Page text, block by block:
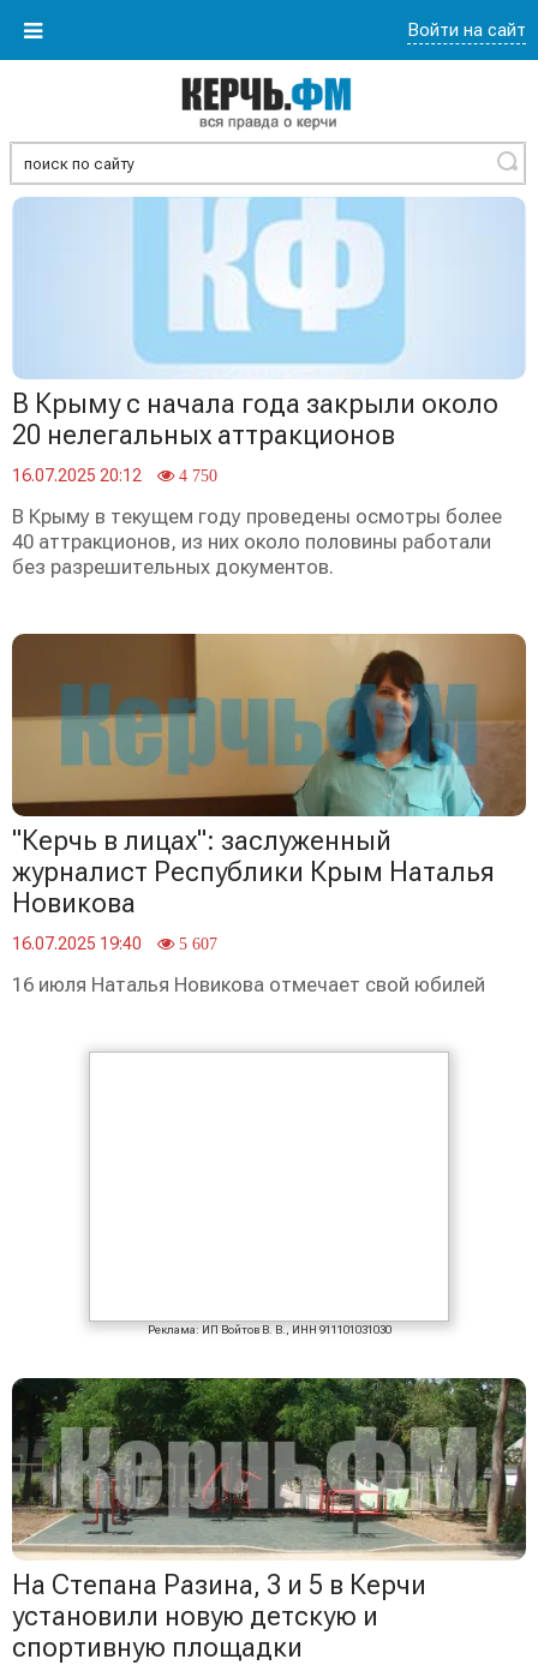
Найти
Войти на сайт
В Крыму с начала года закрыли около
20 нелегальных аттракционов
16.07.2025 20:12 4 750
В Крыму в текущем году проведены осмотры более
40 аттракционов, из них около половины работали
без разрешительных документов.
"Керчь в лицах": заслуженный
журналист Республики Крым Наталья
Новикова
16.07.2025 19:40 5 607
16 июля Наталья Новикова отмечает свой юбилей
Реклама: ИП Войтов В. В., ИНН 911101031030
На Степана Разина, 3 и 5 в Керчи
установили новую детскую и
спортивную площадки